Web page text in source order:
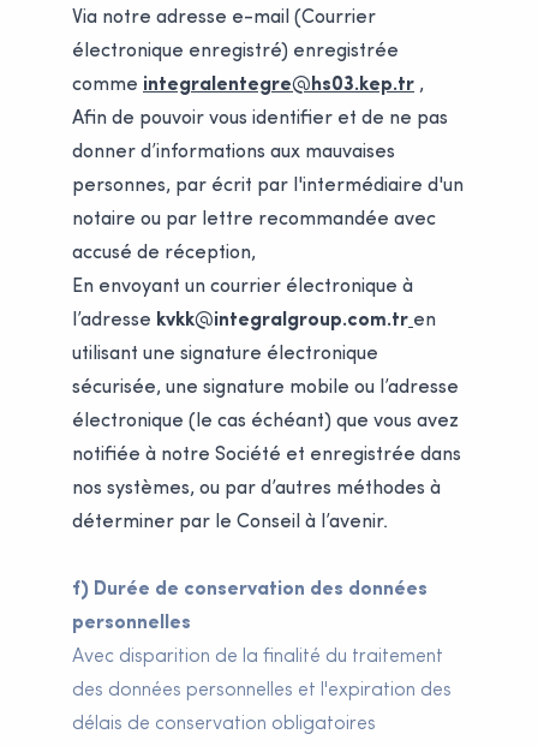
Via notre adresse e-mail (Courrier
électronique enregistré) enregistrée
comme integralentegre@hs03.kep.tr ,
Afin de pouvoir vous identifier et de ne pas
donner d’informations aux mauvaises
personnes, par écrit par l'intermédiaire d'un
notaire ou par lettre recommandée avec
accusé de réception,
En envoyant un courrier électronique à
l’adresse kvkk@integralgroup.com.tr en
utilisant une signature électronique
sécurisée, une signature mobile ou l’adresse
électronique (le cas échéant) que vous avez
notifiée à notre Société et enregistrée dans
nos systèmes, ou par d’autres méthodes à
déterminer par le Conseil à l’avenir.
f) Durée de conservation des données
personnelles
Avec disparition de la finalité du traitement
des données personnelles et l'expiration des
délais de conservation obligatoires